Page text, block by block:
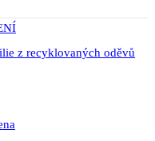
z recyklovaných oděvů